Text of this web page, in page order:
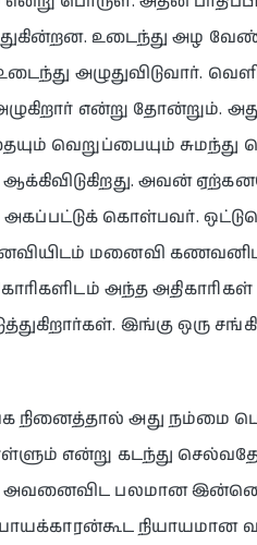
உடைந்து அழ
அழுதுவிடுவார்.
என்று தோன்றும்.
வெறுப்பையும் சுமந்து
அவன்
அகப்பட்டுக் கொள்பவர்.
மனைவி
அந்த
இங்கு ஒரு
அது நம்மை
என்று கடந்து செல்வதே
பலமான